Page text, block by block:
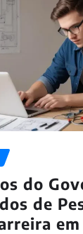
do
de